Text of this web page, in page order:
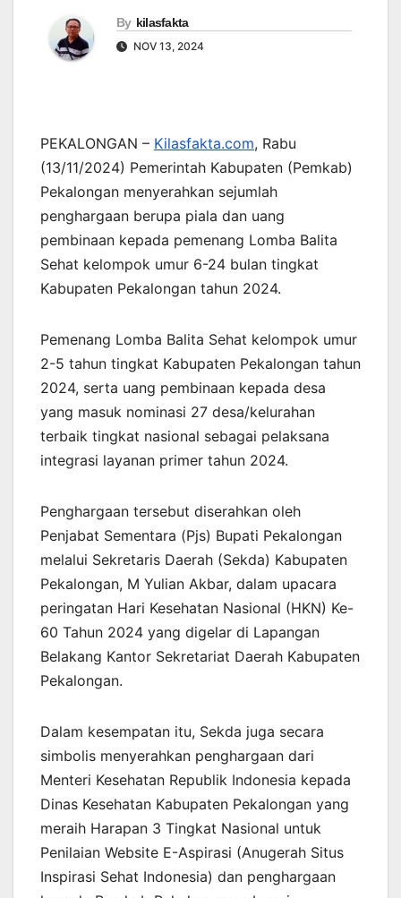
By kilasfakta
NOV 13, 2024
PEKALONGAN – Kilasfakta.com, Rabu
(13/11/2024) Pemerintah Kabupaten (Pemkab)
Pekalongan menyerahkan sejumlah
penghargaan berupa piala dan uang
pembinaan kepada pemenang Lomba Balita
Sehat kelompok umur 6-24 bulan tingkat
Kabupaten Pekalongan tahun 2024.
Pemenang Lomba Balita Sehat kelompok umur
2-5 tahun tingkat Kabupaten Pekalongan tahun
2024, serta uang pembinaan kepada desa
yang masuk nominasi 27 desa/kelurahan
terbaik tingkat nasional sebagai pelaksana
integrasi layanan primer tahun 2024.
Penghargaan tersebut diserahkan oleh
Penjabat Sementara (Pjs) Bupati Pekalongan
melalui Sekretaris Daerah (Sekda) Kabupaten
Pekalongan, M Yulian Akbar, dalam upacara
peringatan Hari Kesehatan Nasional (HKN) Ke-
60 Tahun 2024 yang digelar di Lapangan
Belakang Kantor Sekretariat Daerah Kabupaten
Pekalongan.
Dalam kesempatan itu, Sekda juga secara
simbolis menyerahkan penghargaan dari
Menteri Kesehatan Republik Indonesia kepada
Dinas Kesehatan Kabupaten Pekalongan yang
meraih Harapan 3 Tingkat Nasional untuk
Penilaian Website E-Aspirasi (Anugerah Situs
Inspirasi Sehat Indonesia) dan penghargaan